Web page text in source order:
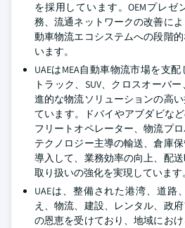
を採用しています。OEMプレ
務、流通ネットワークの改善に
動車物流エコシステムへの段階
います。
UAEはMEA自動車物流市場を支
トラック、SUV、クロスオーバ
進的な物流ソリューションの高
ています。ドバイやアブダビなど
フリートオペレーター、物流プロ
テクノロジー主導の輸送、倉庫
導入して、業務効率の向上、配
取り扱いの強化を実現しています。
UAEは、整備された港湾、道路
え、物流、建設、レンタル、政
の恩恵を受けており、地域にお